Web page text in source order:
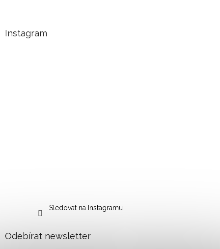
Instagram
Sledovat na Instagramu
Odebírat newsletter